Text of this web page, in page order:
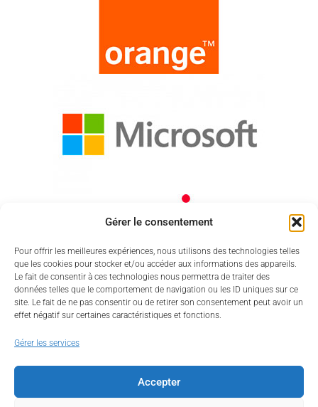
Gérer le consentement
Pour offrir les meilleures expériences, nous utilisons des technologies telles
que les cookies pour stocker et/ou accéder aux informations des appareils.
Le fait de consentir à ces technologies nous permettra de traiter des
données telles que le comportement de navigation ou les ID uniques sur ce
site. Le fait de ne pas consentir ou de retirer son consentement peut avoir un
effet négatif sur certaines caractéristiques et fonctions.
Gérer les services
Accepter